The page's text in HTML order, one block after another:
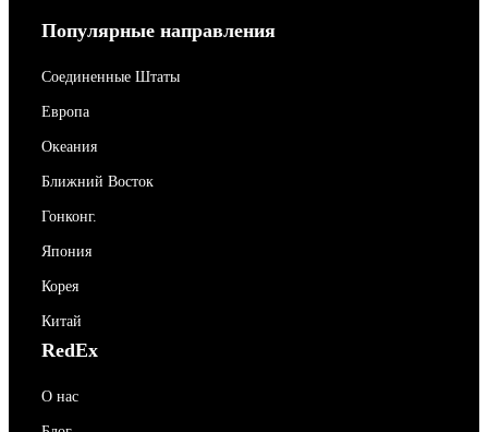
Популярные направления
Соединенные Штаты
Европа
Океания
Ближний Восток
Гонконг.
Япония
Корея
Китай
RedEx
О нас